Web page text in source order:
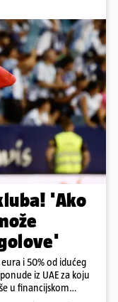
'Ako
i 50% od idućeg
iz UAE za koju
u financijskom